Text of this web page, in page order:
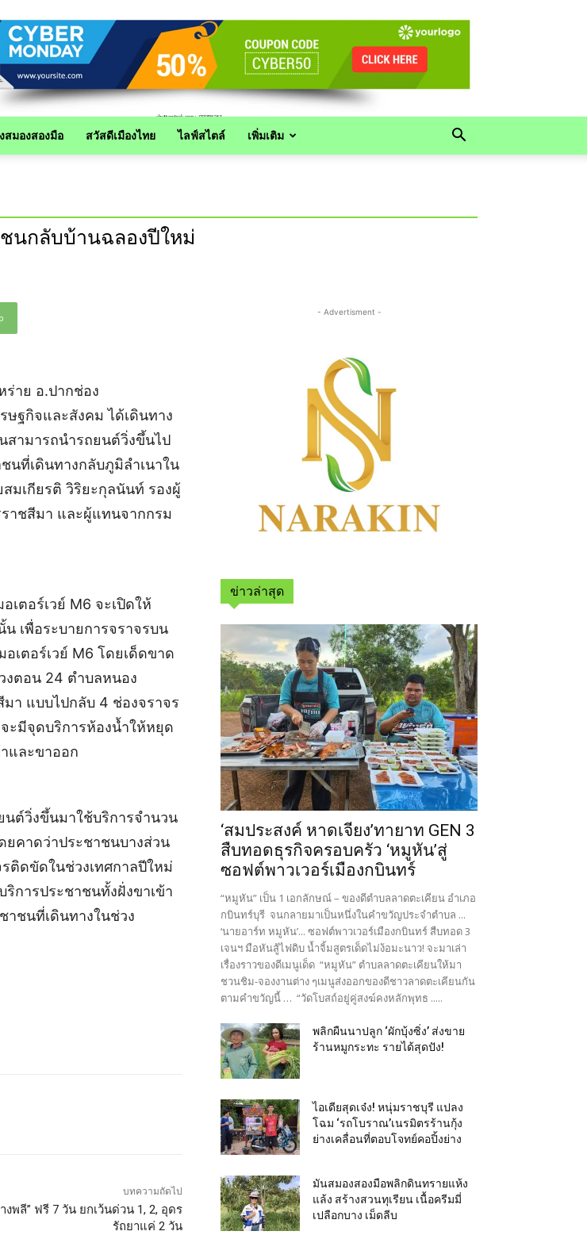
สมองสองมือ สวัสดีเมืองไทย ไลฟ์สไตล์ เพิ่มเติม
นกลับบ้านฉลองปีใหม่
าย อ.ปากช่อง
ษฐกิจและสังคม ได้เดินทาง
สามารถนำรถยนต์วิ่งขึ้นไป
นที่เดินทางกลับภูมิลำเนาใน
มเกียรติ วิริยะกุลนันท์ รองผู้
าชสีมา และผู้แทนจากกรม
เตอร์เวย์ M6 จะเปิดให้
เพื่อระบายการจราจรบน
เตอร์เวย์ M6 โดยเด็ดขาด
งตอน 24 ตำบลหนอง
มา แบบไปกลับ 4 ช่องจราจร
ะมีจุดบริการห้องน้ำให้หยุด
และขาออก
นต์วิ่งขึ้นมาใช้บริการจำนวน
ยคาดว่าประชาชนบางส่วน
รติดขัดในช่วงเทศกาลปีใหม่
การประชาชนทั้งฝั่งขาเข้า
าชนที่เดินทางในช่วง
บทความถัดไป
งพลี” ฟรี 7 วัน ยกเว้นด่วน 1, 2, อุดร
รัถยาแค่ 2 วัน
- Advertisment -
ข่าวล่าสุด
‘สมประสงค์ หาดเจียง’ทายาท GEN 3
สืบทอดธุรกิจครอบครัว ‘หมูหัน’สู่
ซอฟต์พาวเวอร์เมืองกบินทร์
“หมูหัน” เป็น 1 เอกลักษณ์ – ของดีตำบลลาดตะเคียน อำเภอ
กบินทร์บุรี จนกลายมาเป็นหนึ่งในคำขวัญประจำตำบล ...
‘นายอาร์ท หมูหัน’... ซอฟต์พาวเวอร์เมืองกบินทร์ สืบทอด 3
เจนฯ มือหันสู้ไฟดิบ น้ำจิ้มสูตรเด็ดไม่ง้อมะนาว! จะมาเล่า
เรื่องราวของดีเมนูเด็ด “หมูหัน” ตำบลลาดตะเคียนให้มา
ชวนชิม-จองงานต่าง ๆเมนูส่งออกของดีชาวลาดตะเคียนกัน
ตามคำขวัญนี้ … “วัดโบสถ์อยู่คู่สงฆ์คงหลักพุทธ .....
พลิกผืนนาปลูก ‘ผักบุ้งซิ่ง’ ส่งขาย
ร้านหมูกระทะ รายได้สุดปัง!
ไอเดียสุดเจ๋ง! หนุ่มราชบุรี แปลง
โฉม ‘รถโบราณ’เนรมิตรร้านกุ้ง
ย่างเคลื่อนที่ตอบโจทย์คอปิ้งย่าง
มันสมองสองมือพลิกดินทรายแห้ง
แล้ง สร้างสวนทุเรียน เนื้อครีมมี่
เปลือกบาง เม็ดลีบ